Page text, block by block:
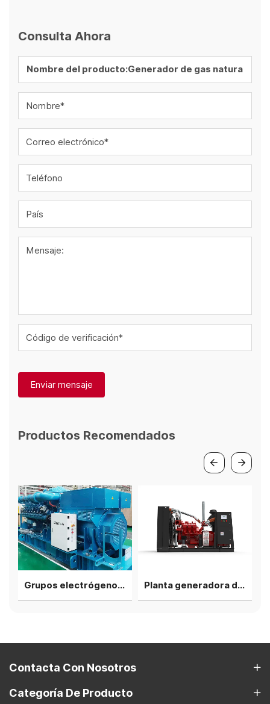
Consulta Ahora
Nombre*
Correo electrónico*
Teléfono
País
Mensaje:
Código de verificación*
Enviar mensaje
Productos Recomendados
Grupos electrógenos a gas Weichai Baudouin de 1,5 MW, unidad individual en contenedor Planta generadora de biogás Deutz HC6V132 de 220 kW
Contacta Con Nosotros
Categoría De Producto